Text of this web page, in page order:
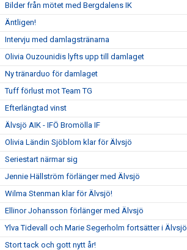
Bilder från mötet med Bergdalens IK
Äntligen!
Intervju med damlagstränarna
Olivia Ouzounidis lyfts upp till damlaget
Ny tränarduo för damlaget
Tuff förlust mot Team TG
Efterlängtad vinst
Älvsjö AIK - IFÖ Bromölla IF
Olivia Ländin Sjöblom klar för Älvsjö
Seriestart närmar sig
Jennie Hällström förlänger med Älvsjö
Wilma Stenman klar för Älvsjö!
Ellinor Johansson förlänger med Älvsjö
Ylva Tidevall och Marie Segerholm fortsätter i Älvsjö
Stort tack och gott nytt år!